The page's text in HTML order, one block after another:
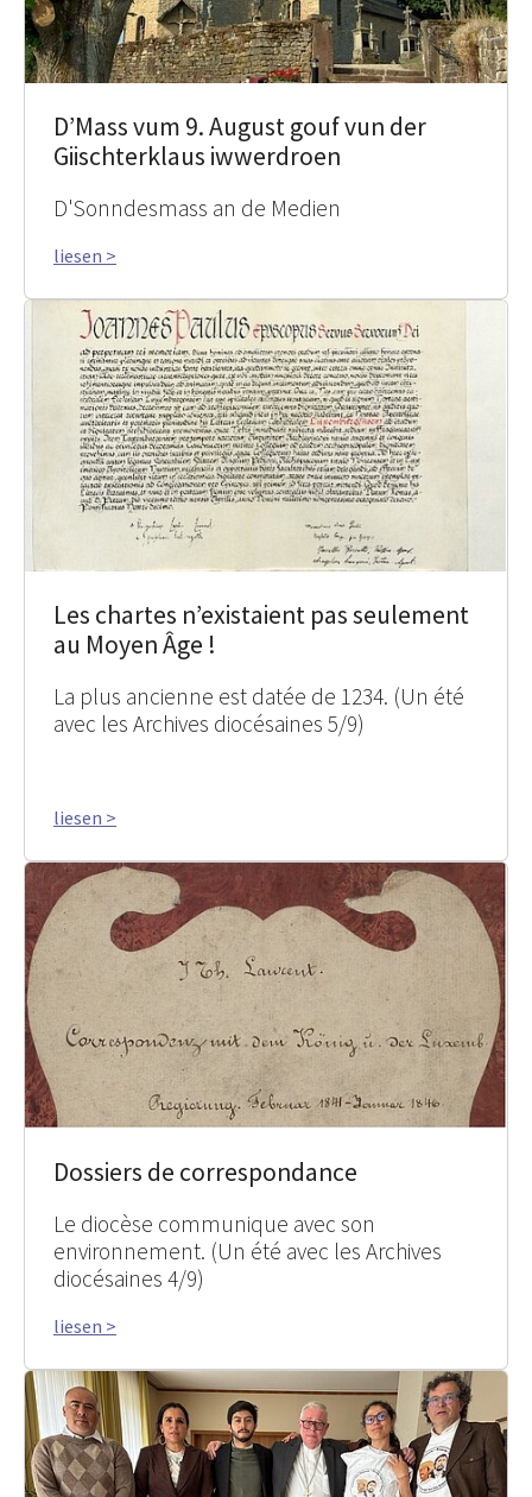
D’Mass vum 9. August gouf vun der
Giischterklaus iwwerdroen
D'Sonndesmass an de Medien
liesen >
Les chartes n’existaient pas seulement
au Moyen Âge !
La plus ancienne est datée de 1234. (Un été
avec les Archives diocésaines 5/9)
liesen >
Dossiers de correspondance
Le diocèse communique avec son
environnement. (Un été avec les Archives
diocésaines 4/9)
liesen >